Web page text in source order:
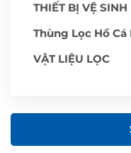
THIẾT BỊ VỆ SINH
Thùng Lọc Hồ Cá
VẬT LIỆU LỌC